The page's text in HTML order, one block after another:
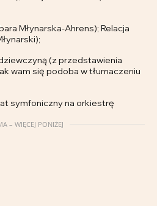
Młynarska-Ahrens); Relacja
(z przedstawienia
wam się podoba w tłumaczeniu
symfoniczny na orkiestrę
– WIĘCEJ PONIŻEJ